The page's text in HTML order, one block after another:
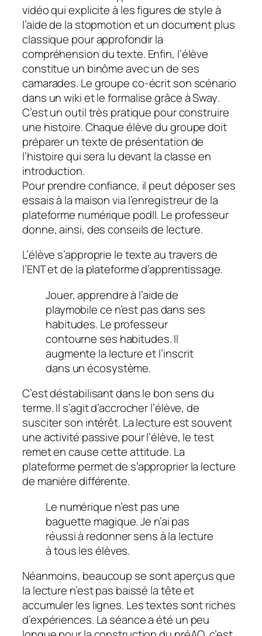
vidéo qui explicite à les figures de style à
l’aide de la stopmotion et un document plus
classique pour approfondir la
compréhension du texte. Enfin, l’élève
constitue un binôme avec un de ses
camarades. Le groupe co-écrit son scénario
dans unwikiet le formalise grâce àSway.
C’est un outil très pratique pour construire
une histoire. Chaque élève du groupe doit
préparer un texte de présentation de
l’histoire qui sera lu devant la classe en
introduction.
Pour prendre confiance, il peut déposer ses
essais à la maison via l’enregistreur de la
plateforme numérique podll. Le professeur
donne, ainsi, des conseils de lecture.
L’élève s’approprie le texte au travers de
l’ENT et de la plateforme d’apprentissage.
Jouer, apprendre à l’aide de
playmobile ce n’est pas dans ses
habitudes. Le professeur
contourne ses habitudes. Il
augmente la lecture et l’inscrit
dans un écosystème.
C’est déstabilisant dans le bon sens du
terme. Il s’agit d’accrocher l’élève, de
susciter son intérêt. La lecture est souvent
une activité passive pour l’élève, le test
remet en cause cette attitude. La
plateforme permet de s’approprier la lecture
de manière différente.
Le numérique n’est pas une
baguette magique. Je n’ai pas
réussi à redonner sens à la lecture
à tous les élèves.
Néanmoins, beaucoup se sont aperçus que
la lecture n’est pas baissé la tête et
accumuler les lignes. Les textes sont riches
d’expériences. La séance a été un peu